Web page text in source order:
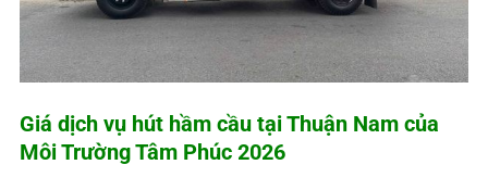
Giá dịch vụ hút hầm cầu tại Thuận Nam của
Môi Trường Tâm Phúc 2026